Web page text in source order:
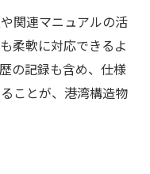
関連マニュアルの活
柔軟に対応できるよ
の記録も含め、仕様
ことが、港湾構造物